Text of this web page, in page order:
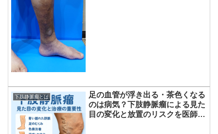
下肢静脈瘤とは
足の血管が浮き出る・茶色くなる
のは病気？下肢静脈瘤による見た
目の変化と放置のリスクを医師が